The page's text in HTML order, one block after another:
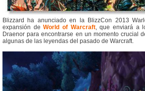
Blizzard ha anunciado en la BlizzCon 2013
expansión deWorld of Warcraft, que enviará a
Draenor para encontrarse en un momento crucial
algunas de las leyendas del pasado de Warcraft.